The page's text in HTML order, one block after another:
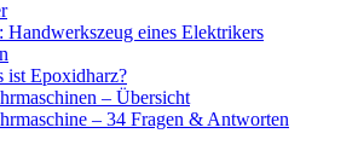
Handwerkszeug eines Elektrikers
ist Epoxidharz?
– Übersicht
– 34 Fragen & Antworten